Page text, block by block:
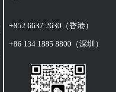
+852 6637 2630（香港）
+86 134 1885 8800（深圳）